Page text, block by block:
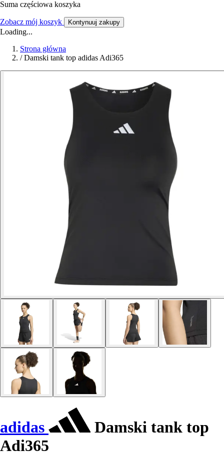
Suma częściowa koszyka
Zobacz mój koszyk Kontynuuj zakupy
Loading...
Strona główna
/ Damski tank top adidas Adi365
adidas
Damski tank top
Adi365